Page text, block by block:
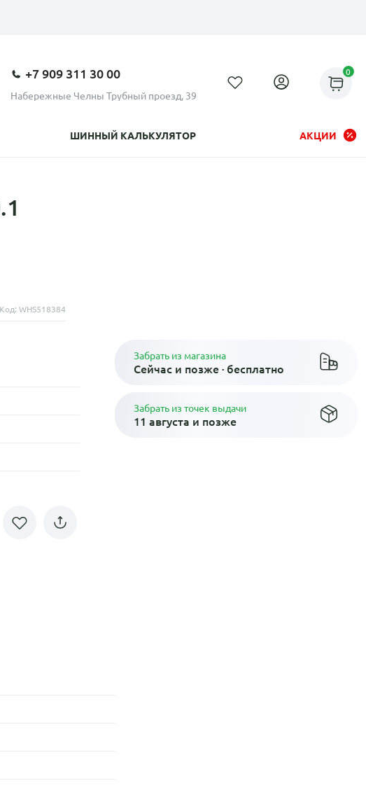
+7 909 311 30 00
Набережные Челны Трубный проезд, 39
0
ШИННЫЙ КАЛЬКУЛЯТОР АКЦИИ
Код: WHS518384
Забрать из магазина
Сейчас и позже · бесплатно
Забрать из точек выдачи
11 августа и позже